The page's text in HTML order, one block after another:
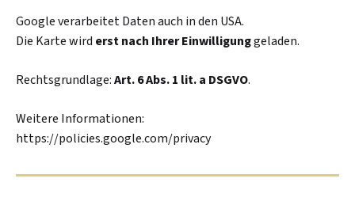
Google verarbeitet Daten auch in den USA.
Die Karte wird erst nach Ihrer Einwilligunggeladen.
Rechtsgrundlage:Art. 6 Abs. 1 lit. a DSGVO.
Weitere Informationen:
https://policies.google.com/privacy